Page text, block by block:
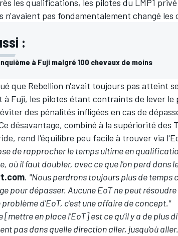
les qualifications, les pilotes du LMP1
n'avaient pas fondamentalement changé les
:
à Fuji malgré 100 chevaux de moins
que Rebellion n'avait toujours pas atteint
à Fuji, les pilotes étant contraints de lever
des pénalités infligées en cas de
désavantage, combiné à la supériorité des
rend l'équilibre peu facile à trouver via
de rapprocher le temps ultime en
où il faut doubler, avec ce que l'on perd dans
. "Nous perdrons toujours plus de temps
pour dépasser. Aucune EoT ne peut
problème d'EoT, c'est une affaire de concept."
[mettre en place l'EoT] est ce qu'il y a de plus
pas dans quelle direction aller, jusqu'où